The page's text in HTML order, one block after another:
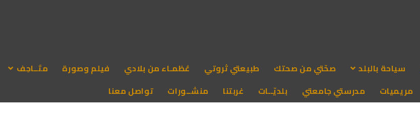
سياحة بالبلد صحّتي من صحتك طبيعتي ثروتي عُظمـاء من بلادي فيلم وصورة
متَــاحِف
مريميات مدرستي جامعتي بلديّــات غربتنا منشــورات تواصل معنا